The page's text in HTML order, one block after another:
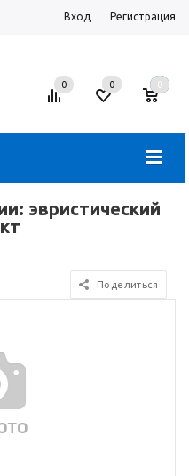
Вход Регистрация
0 0 0
эвристический
Поделиться